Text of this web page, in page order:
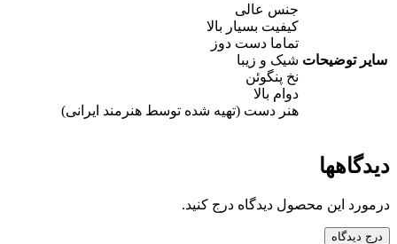
سایر توضیحات
جنس عالی
کیفیت بسیار بالا
تماما دست دوز
شیک و زیبا
نخ پنگوئن
دوام بالا
هنر دست (تهیه شده توسط هنرمند ایرانی)
دیدگاهها
درمورد این محصول دیدگاه درج کنید.
درج دیدگاه